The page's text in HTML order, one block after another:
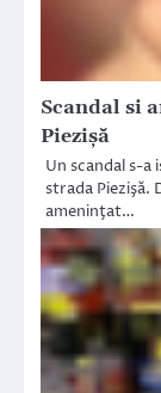
Scandal si
Piezişă
Un scandal s-
strada Piezişă.
ameninţat…